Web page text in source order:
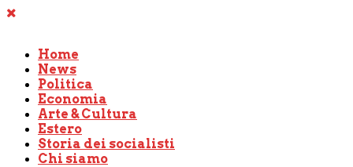
Home
News
Politica
Economia
Arte & Cultura
Estero
Storia dei socialisti
Chi siamo